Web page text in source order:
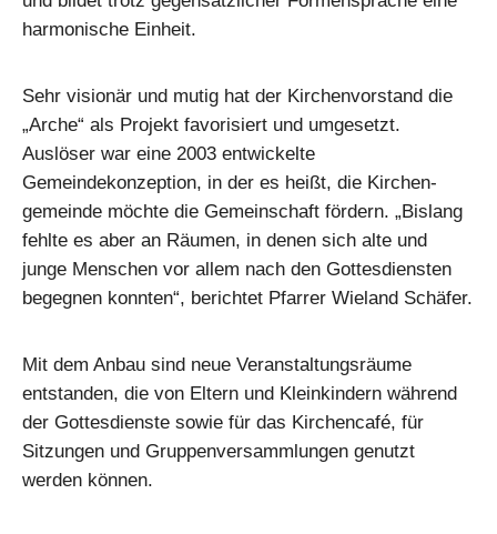
harmonische Einheit.
Sehr visionär und mutig hat der Kirchenvorstand die
„Arche“ als Projekt favorisiert und umgesetzt.
Auslöser war eine 2003 entwickelte
Gemeindekonzeption, in der es heißt, die Kirchen-
gemeinde möchte die Gemeinschaft fördern. „Bislang
fehlte es aber an Räumen, in denen sich alte und
junge Menschen vor allem nach den Gottesdiensten
begegnen konnten“, berichtet Pfarrer Wieland Schäfer.
Mit dem Anbau sind neue Veranstaltungsräume
entstanden, die von Eltern und Kleinkindern während
der Gottesdienste sowie für das Kirchencafé, für
Sitzungen und Gruppenversammlungen genutzt
werden können.